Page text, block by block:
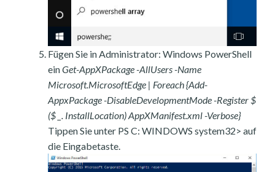
Fügen Sie in Administrator: Windows PowerShell
einGet-AppXPackage -AllUsers -Name
Microsoft.MicrosoftEdge | Foreach {Add-
AppxPackage -DisableDevelopmentMode -Register $
($ _. InstallLocation) AppXManifest.xml -Verbose}
Tippen Sie unter PS C: WINDOWS system32> auf
die Eingabetaste.